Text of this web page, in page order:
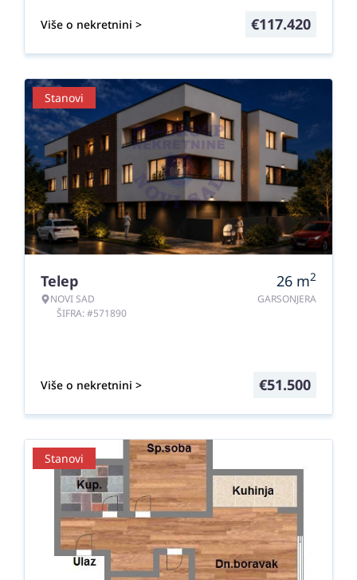
Više o nekretnini > €117.420
Stanovi
Telep
NOVI SAD
ŠIFRA: #571890
26 m2
GARSONJERA
Više o nekretnini > €51.500
Stanovi